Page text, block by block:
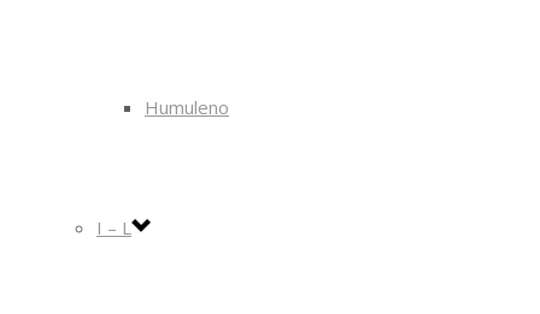
Humuleno
I – L